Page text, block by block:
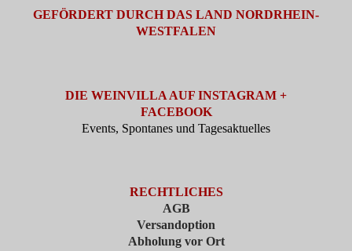
GEFÖRDERT DURCH DAS LAND NORDRHEIN-
WESTFALEN
DIE WEINVILLA AUF INSTAGRAM +
FACEBOOK
Events, Spontanes und Tagesaktuelles
RECHTLICHES
AGB
Versandoption
Abholung vor Ort